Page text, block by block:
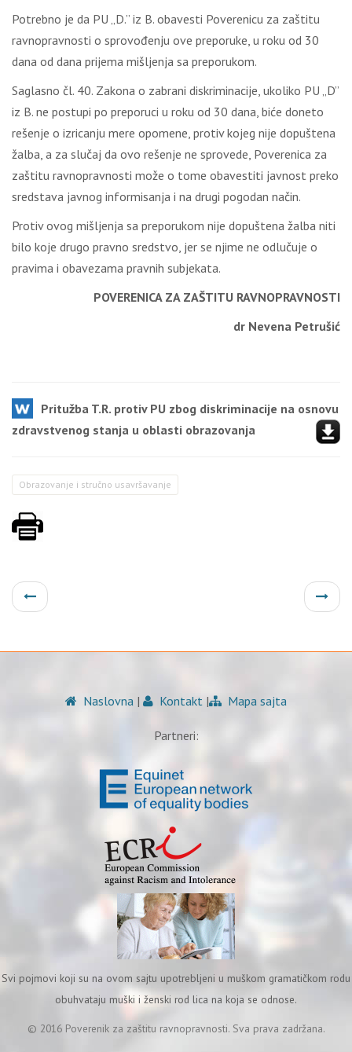
Potrebno je da PU „D.” iz B. obavesti Poverenicu za zaštitu
ravnopravnosti o sprovođenju ove preporuke, u roku od 30
dana od dana prijema mišljenja sa preporukom.
Saglasno čl. 40. Zakona o zabrani diskriminacije, ukoliko PU „D”
iz B. ne postupi po preporuci u roku od 30 dana, biće doneto
rešenje o izricanju mere opomene, protiv kojeg nije dopuštena
žalba, a za slučaj da ovo rešenje ne sprovede, Poverenica za
zaštitu ravnopravnosti može o tome obavestiti javnost preko
sredstava javnog informisanja i na drugi pogodan način.
Protiv ovog mišljenja sa preporukom nije dopuštena žalba niti
bilo koje drugo pravno sredstvo, jer se njime ne odlučuje o
pravima i obavezama pravnih subjekata.
POVERENICA ZA ZAŠTITU RAVNOPRAVNOSTI
dr Nevena Petrušić
Pritužba T.R. protiv PU zbog diskriminacije na osnovu
zdravstvenog stanja u oblasti obrazovanja
Obrazovanje i stručno usavršavanje
Naslovna | Kontakt | Mapa sajta
Partneri:
Svi pojmovi koji su na ovom sajtu upotrebljeni u muškom gramatičkom rodu
obuhvataju muški i ženski rod lica na koja se odnose.
© 2016 Poverenik za zaštitu ravnopravnosti. Sva prava zadržana.